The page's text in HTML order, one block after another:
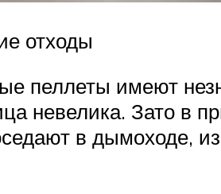
отходы
пеллеты имеют
невелика. Зато в
в дымоходе,